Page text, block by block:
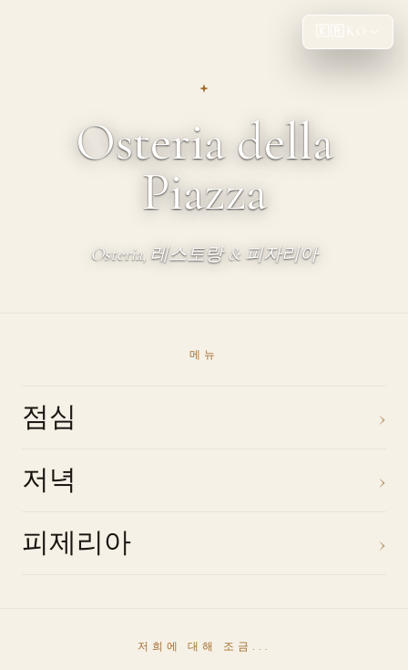
Osteria della
Piazza
Osteria, 레스토랑 & 피자리아
메뉴
점심
›
저녁
›
피제리아
›
저희에 대해 조금...